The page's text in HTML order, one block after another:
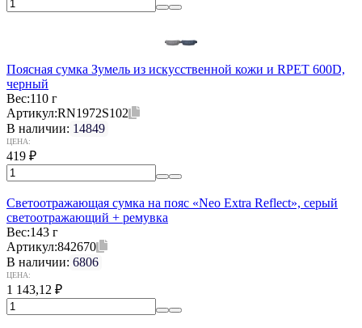
Поясная сумка Зумель из искусственной кожи и RPET 600D,
черный
Вес:110 г
Артикул:RN1972S102
В наличии: 14849
ЦЕНА:
419 ₽
Светоотражающая сумка на пояс «Neo Extra Reflect», серый
светоотражающий + ремувка
Вес:143 г
Артикул:842670
В наличии: 6806
ЦЕНА:
1 143,12 ₽